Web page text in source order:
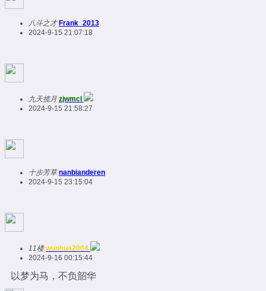
八斗之才 Frank_2013
2024-9-15 21:07:18
九天揽月 zjwmcl
2024-9-15 21:58:27
十步芳草 nanbianderen
2024-9-15 23:15:04
11楼 wunhua2004
2024-9-16 00:15:44
以梦为马，不负韶华